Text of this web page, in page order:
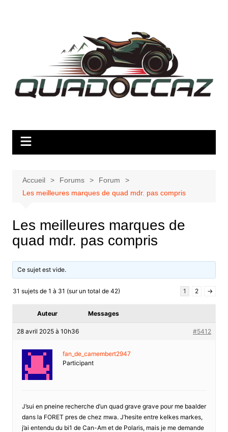
Accueil Forums
Forum
Les meilleures marques de quad mdr. pas compris
Les meilleures marques de
quad mdr. pas compris
Ce sujet est vide.
31 sujets de 1 à 31 (sur un total de 42) 1 2 →
Auteur Messages
28 avril 2025 à 10h36 #5412
fan_de_camembert2947
Participant
J’sui en pneine recherche d’un quad grave grave pour me baalder
dans la FORET pres de chez mwa. J’hesite entre kelkes markes,
j’ai entendu du bi1 de Can-Am et de Polaris, mais je me demande